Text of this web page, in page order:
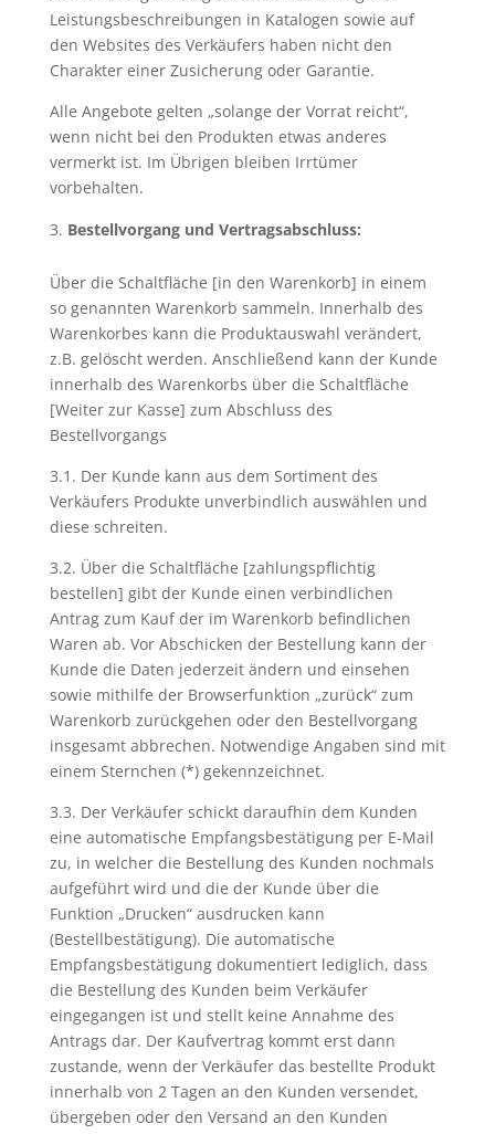
Leistungsbeschreibungen in Katalogen sowie auf
den Websites des Verkäufers haben nicht den
Charakter einer Zusicherung oder Garantie.
Alle Angebote gelten „solange der Vorrat reicht“,
wenn nicht bei den Produkten etwas anderes
vermerkt ist. Im Übrigen bleiben Irrtümer
vorbehalten.
Bestellvorgang und Vertragsabschluss:
Über die Schaltfläche [in den Warenkorb] in einem
so genannten Warenkorb sammeln. Innerhalb des
Warenkorbes kann die Produktauswahl verändert,
z.B. gelöscht werden. Anschließend kann der Kunde
innerhalb des Warenkorbs über die Schaltfläche
[Weiter zur Kasse] zum Abschluss des
Bestellvorgangs
3.1. Der Kunde kann aus dem Sortiment des
Verkäufers Produkte unverbindlich auswählen und
diese schreiten.
3.2. Über die Schaltfläche [zahlungspflichtig
bestellen] gibt der Kunde einen verbindlichen
Antrag zum Kauf der im Warenkorb befindlichen
Waren ab. Vor Abschicken der Bestellung kann der
Kunde die Daten jederzeit ändern und einsehen
sowie mithilfe der Browserfunktion „zurück“ zum
Warenkorb zurückgehen oder den Bestellvorgang
insgesamt abbrechen. Notwendige Angaben sind mit
einem Sternchen (*) gekennzeichnet.
3.3. Der Verkäufer schickt daraufhin dem Kunden
eine automatische Empfangsbestätigung per E-Mail
zu, in welcher die Bestellung des Kunden nochmals
aufgeführt wird und die der Kunde über die
Funktion „Drucken“ ausdrucken kann
(Bestellbestätigung). Die automatische
Empfangsbestätigung dokumentiert lediglich, dass
die Bestellung des Kunden beim Verkäufer
eingegangen ist und stellt keine Annahme des
Antrags dar. Der Kaufvertrag kommt erst dann
zustande, wenn der Verkäufer das bestellte Produkt
innerhalb von 2 Tagen an den Kunden versendet,
übergeben oder den Versand an den Kunden